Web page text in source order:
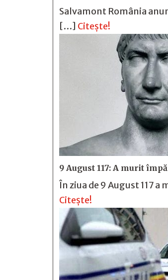
Salvamont România
[…] Citește!
9 August 117: A murit
În ziua de 9 August 117
Citește!